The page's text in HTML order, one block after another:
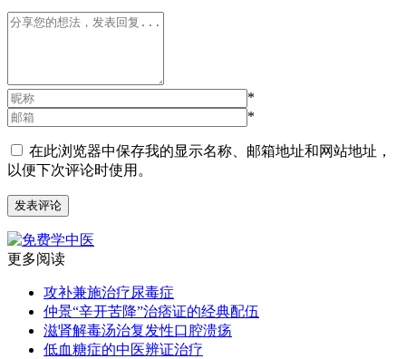
*
*
在此浏览器中保存我的显示名称、邮箱地址和网站地址，
以便下次评论时使用。
更多阅读
攻补兼施治疗尿毒症
仲景“辛开苦降”治痞证的经典配伍
滋肾解毒汤治复发性口腔溃疡
低血糖症的中医辨证治疗